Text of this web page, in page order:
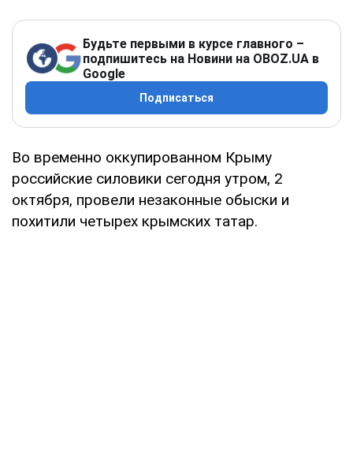
Будьте первыми в курсе главного –
подпишитесь на Новини на OBOZ.UA в
Google
Подписаться
Во временно оккупированном Крыму
российские силовики сегодня утром, 2
октября, провели незаконные обыски и
похитили четырех крымских татар.